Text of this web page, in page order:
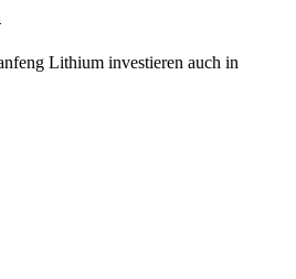
Lithium investieren auch in